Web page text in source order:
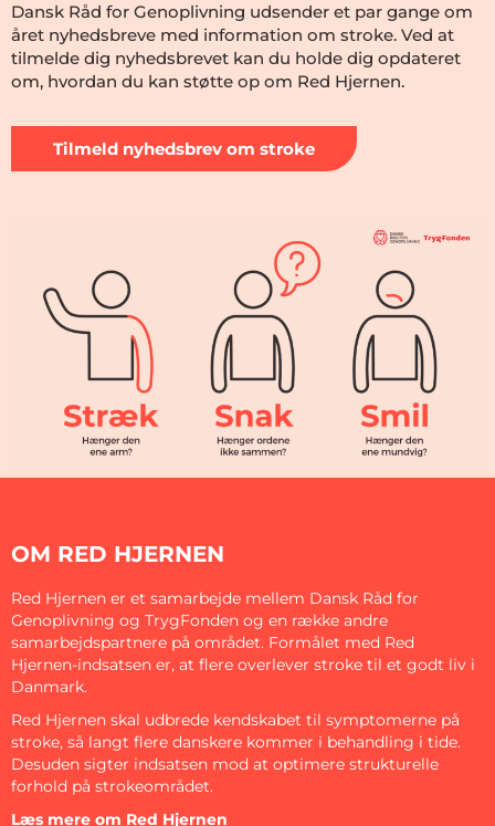
Dansk Råd for Genoplivning udsender et par gange om
året nyhedsbreve med information om stroke. Ved at
tilmelde dig nyhedsbrevet kan du holde dig opdateret
om, hvordan du kan støtte op om Red Hjernen.
Tilmeld nyhedsbrev om stroke
OM RED HJERNEN
Red Hjernen er et samarbejde mellem Dansk Råd for
Genoplivning og TrygFonden og en række andre
samarbejdspartnere på området. Formålet med Red
Hjernen-indsatsen er, at flere overlever stroke til et godt liv i
Danmark.
Red Hjernen skal udbrede kendskabet til symptomerne på
stroke, så langt flere danskere kommer i behandling i tide.
Desuden sigter indsatsen mod at optimere strukturelle
forhold på strokeområdet.
Læs mere om Red Hjernen